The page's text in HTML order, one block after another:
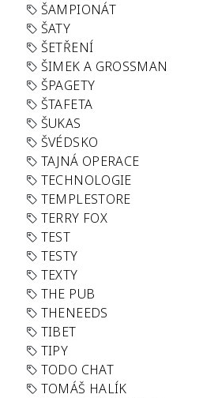
ŠAMPIONÁT
ŠATY
ŠETŘENÍ
ŠIMEK A GROSSMAN
ŠPAGETY
ŠTAFETA
ŠUKAS
ŠVÉDSKO
TAJNÁ OPERACE
TECHNOLOGIE
TEMPLESTORE
TERRY FOX
TEST
TESTY
TEXTY
THE PUB
THENEEDS
TIBET
TIPY
TODO CHAT
TOMÁŠ HALÍK